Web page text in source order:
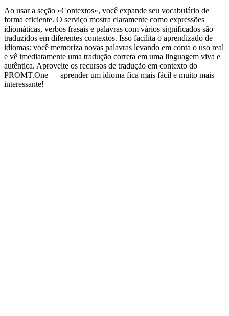
Ao usar a seção «Contextos», você expande seu vocabulário de
forma eficiente. O serviço mostra claramente como expressões
idiomáticas, verbos frasais e palavras com vários significados são
traduzidos em diferentes contextos. Isso facilita o aprendizado de
idiomas: você memoriza novas palavras levando em conta o uso real
e vê imediatamente uma tradução correta em uma linguagem viva e
autêntica. Aproveite os recursos de tradução em contexto do
PROMT.One — aprender um idioma fica mais fácil e muito mais
interessante!